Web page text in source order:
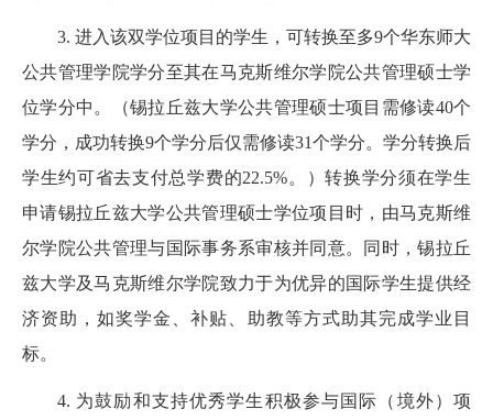
3. 进入该双学位项目的学生，可转换至多9个华东师大
公共管理学院学分至其在马克斯维尔学院公共管理硕士学
位学分中。（锡拉丘兹大学公共管理硕士项目需修读40个
学分，成功转换9个学分后仅需修读31个学分。学分转换后
学生约可省去支付总学费的22.5%。）转换学分须在学生
申请锡拉丘兹大学公共管理硕士学位项目时，由马克斯维
尔学院公共管理与国际事务系审核并同意。同时，锡拉丘
兹大学及马克斯维尔学院致力于为优异的国际学生提供经
济资助，如奖学金、补贴、助教等方式助其完成学业目
标。
4. 为鼓励和支持优秀学生积极参与国际（境外）项